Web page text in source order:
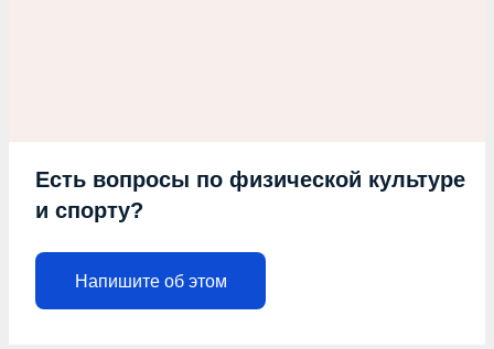
Есть вопросы по физической культуре
и спорту?
Напишите об этом